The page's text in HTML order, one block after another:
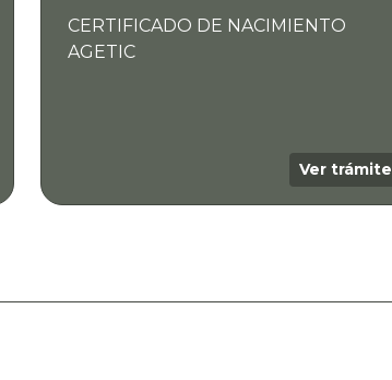
CERTIFICADO DE NACIMIENTO
AGETIC
Ver trámite